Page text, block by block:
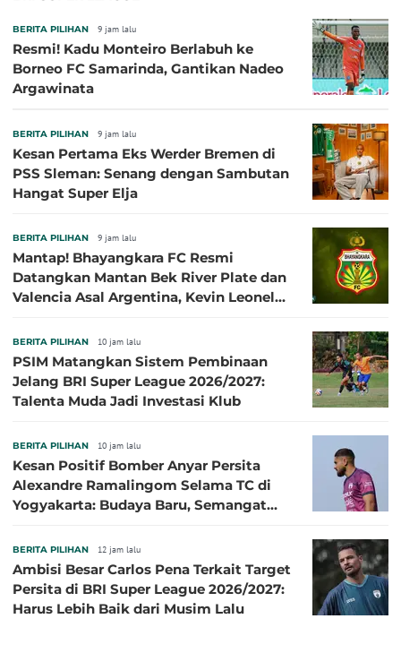
BERITA PILIHAN 9 jam lalu
Resmi! Kadu Monteiro Berlabuh ke
Borneo FC Samarinda, Gantikan Nadeo
Argawinata
BERITA PILIHAN 9 jam lalu
Kesan Pertama Eks Werder Bremen di
PSS Sleman: Senang dengan Sambutan
Hangat Super Elja
BERITA PILIHAN 9 jam lalu
Mantap! Bhayangkara FC Resmi
Datangkan Mantan Bek River Plate dan
Valencia Asal Argentina, Kevin Leonel
BERITA PILIHAN 10 jam lalu
PSIM Matangkan Sistem Pembinaan
Jelang BRI Super League 2026/2027:
Talenta Muda Jadi Investasi Klub
BERITA PILIHAN 10 jam lalu
Kesan Positif Bomber Anyar Persita
Alexandre Ramalingom Selama TC di
Yogyakarta: Budaya Baru, Semangat
BERITA PILIHAN 12 jam lalu
Ambisi Besar Carlos Pena Terkait Target
Persita di BRI Super League 2026/2027:
Harus Lebih Baik dari Musim Lalu